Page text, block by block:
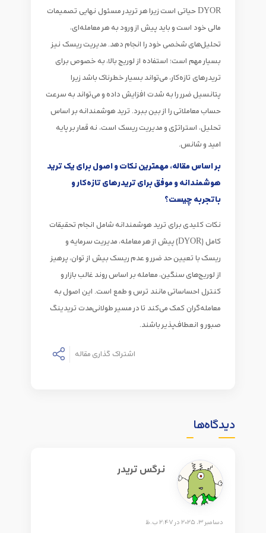
DYOR حیاتی است زیرا هر تریدر مسئول نهایی تصمیمات
مالی خود است و باید پیش از ورود به هر معامله‌ای،
تحلیل‌های شخصی خود را انجام دهد. مدیریت ریسک نیز
بسیار مهم است؛ استفاده از لوریج بالا، به خصوص برای
تریدرهای تازه‌کار، می‌تواند بسیار خطرناک باشد زیرا
پتانسیل ضرر را به شدت افزایش داده و می‌تواند به سرعت
حساب معاملاتی را از بین ببرد. ترید هوشمندانه بر اساس
تحلیل، استراتژی و مدیریت ریسک است، نه قمار بر پایه
امید و شانس.
بر اساس مقاله، مهمترین نکات و اصول برای یک ترید
هوشمندانه و موفق برای تریدرهای تازه‌کار و
باتجربه چیست؟
نکات کلیدی برای ترید هوشمندانه شامل انجام تحقیقات
کامل (DYOR) پیش از هر معامله، مدیریت سرمایه و
ریسک با تعیین حد ضرر و عدم ریسک بیش از توان، پرهیز
از لوریج‌های سنگین، معامله بر اساس روند غالب بازار و
کنترل احساساتی مانند ترس و طمع است. این اصول به
معامله‌گران کمک می‌کند تا در مسیر طولانی‌مدت تریدینگ
صبور و انعطاف‌پذیر باشند.
اشتراک گذاری مقاله
دیدگاه‌ها
نرگس تریدر
دسامبر 3, 2025 در 2:47 ب.ظ